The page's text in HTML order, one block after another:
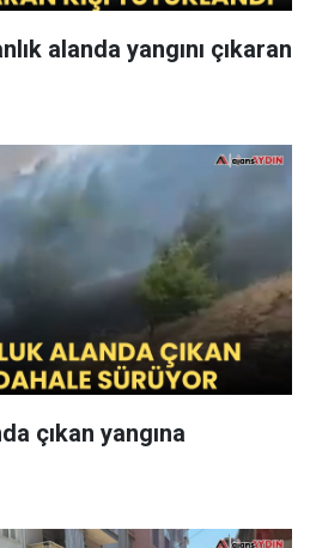
alanda yangını çıkaran
çıkan yangına